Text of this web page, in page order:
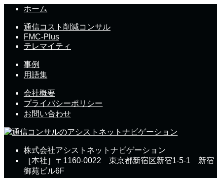
ホーム
通信コスト削減コンサル
FMC-Plus
テレマイティ
事例
用語集
会社概要
プライバシーポリシー
お問い合わせ
株式会社アシストネットナビゲーション
［本社］〒1160-0022 東京都新宿区新宿1-5-1 新宿
御苑ビル6F